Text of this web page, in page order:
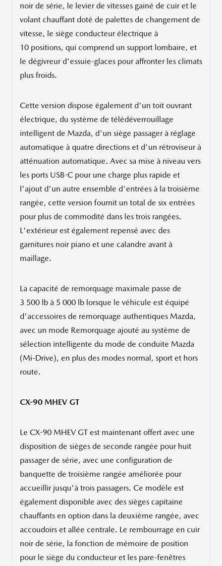
noir de série, le levier de vitesses gainé de cuir et le
volant chauffant doté de palettes de changement de
vitesse, le siège conducteur électrique à
10 positions, qui comprend un support lombaire, et
le dégivreur d'essuie-glaces pour affronter les climats
plus froids.
Cette version dispose également d'un toit ouvrant
électrique, du système de télédéverrouillage
intelligent de Mazda, d'un siège passager à réglage
automatique à quatre directions et d'un rétroviseur à
atténuation automatique. Avec sa mise à niveau vers
les ports USB-C pour une charge plus rapide et
l'ajout d'un autre ensemble d'entrées à la troisième
rangée, cette version fournit un total de six entrées
pour plus de commodité dans les trois rangées.
L'extérieur est également repensé avec des
garnitures noir piano et une calandre avant à
maillage.
La capacité de remorquage maximale passe de
3 500 lb à 5 000 lb lorsque le véhicule est équipé
d'accessoires de remorquage authentiques Mazda,
avec un mode Remorquage ajouté au système de
sélection intelligente du mode de conduite Mazda
(Mi-Drive), en plus des modes normal, sport et hors
route.
CX-90 MHEV GT
Le CX-90 MHEV GT est maintenant offert avec une
disposition de sièges de seconde rangée pour huit
passager de série, avec une configuration de
banquette de troisième rangée améliorée pour
accueillir jusqu'à trois passagers. Ce modèle est
également disponible avec des sièges capitaine
chauffants en option dans la deuxième rangée, avec
accoudoirs et allée centrale. Le rembourrage en cuir
noir de série, la fonction de mémoire de position
pour le siège du conducteur et les pare-fenêtres